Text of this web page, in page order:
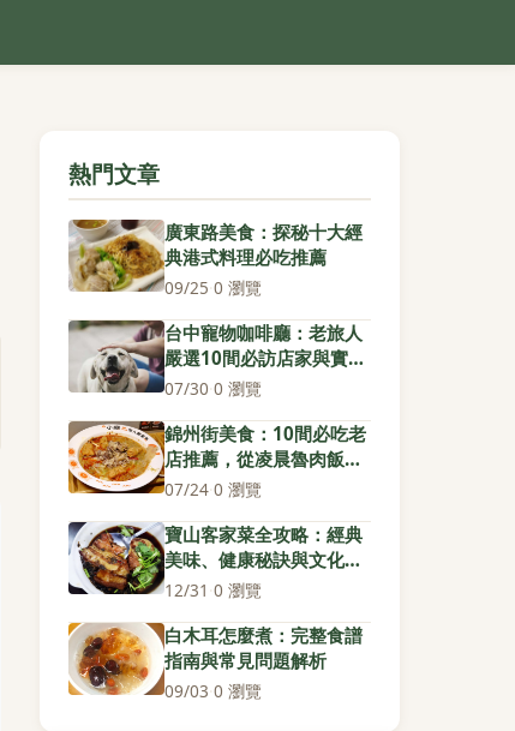
熱門文章
廣東路美食：探秘十大經
典港式料理必吃推薦
09/25·0 瀏覽
台中寵物咖啡廳：老旅人
嚴選10間必訪店家與實用
心得
07/30·0 瀏覽
錦州街美食：10間必吃老
店推薦，從凌晨魯肉飯到
爆餡紅豆餅
07/24·0 瀏覽
寶山客家菜全攻略：經典
美味、健康秘訣與文化深
度解析
12/31 ·0 瀏覽
白木耳怎麼煮：完整食譜
指南與常見問題解析
09/03·0 瀏覽